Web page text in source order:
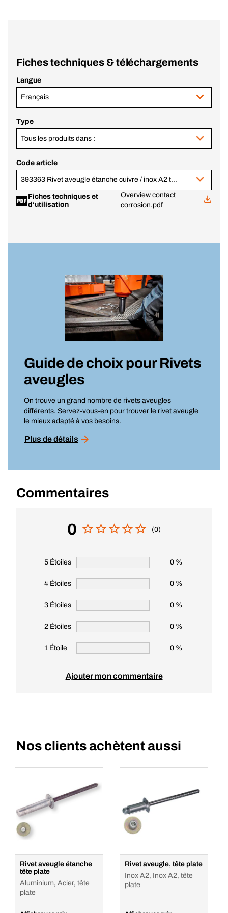
Fiches techniques & téléchargements
Langue
Français
Type
Tous les produits dans :
Code article
393363 Rivet aveugle étanche cuivre / inox A2 tête plate 4,8x11,0
Fiches techniques et
d‘utilisation
Overview contact
corrosion.pdf
Guide de choix pourRivets
aveugles
On trouve un grand nombre de rivets aveugles
différents. Servez-vous-en pour trouver le rivet aveugle
le mieux adapté à vos besoins.
Plus de détails
Commentaires
0 (0)
5 Étoiles 0 %
4 Étoiles 0 %
3 Étoiles 0 %
2 Étoiles 0 %
1 Étoile 0 %
Ajouter mon commentaire
Nos clients achètent aussi
Rivet aveugle étanche
tête plate
Aluminium, Acier, tête
plate
Rivet aveugle, tête plate
Inox A2, Inox A2, tête
plate